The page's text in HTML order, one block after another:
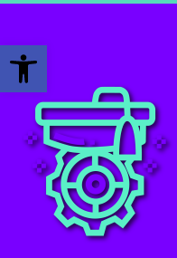
Відкрити Панель інструментів